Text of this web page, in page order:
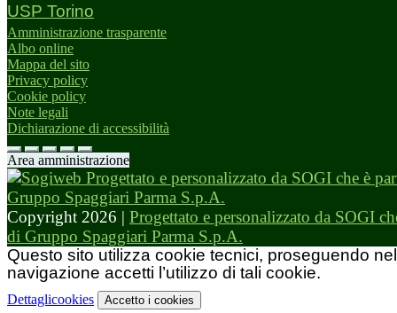
USP Torino
Amministrazione trasparente
Albo online
Mappa del sito
Privacy policy
Cookie policy
Note legali
Dichiarazione di accessibilità
Area amministrazione
Copyright 2026 | Progettato e personalizzato da SOGI
di Gruppo Spaggiari Parma S.p.A.
Questo sito utilizza cookie tecnici, proseguendo
navigazione accetti l’utilizzo di tali cookie.
Dettaglicookies Accetto i cookies